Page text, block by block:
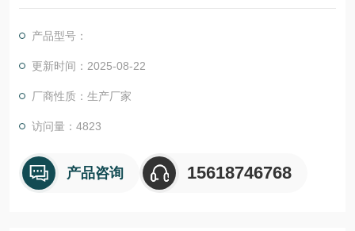
产品型号：
更新时间：2025-08-22
厂商性质：生产厂家
访问量：4823
产品咨询 15618746768